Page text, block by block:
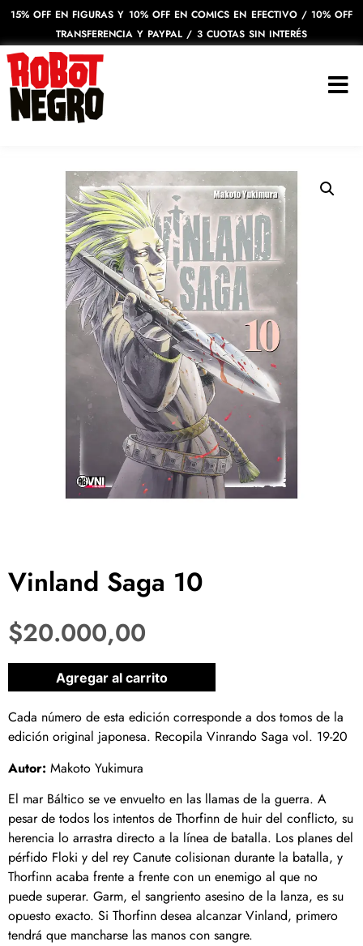
15% OFF EN FIGURAS Y 10% OFF EN COMICS EN EFECTIVO / 10% OFF
TRANSFERENCIA Y PAYPAL / 3 CUOTAS SIN INTERÉS
Vinland Saga 10
$20.000,00
1 disponibles
Agregar al carrito
Cada número de esta edición corresponde a dos tomos de la
edición original japonesa. Recopila Vinrando Saga vol. 19-20
Autor: Makoto Yukimura
El mar Báltico se ve envuelto en las llamas de la guerra. A
pesar de todos los intentos de Thorfinn de huir del conflicto, su
herencia lo arrastra directo a la línea de batalla. Los planes del
pérfido Floki y del rey Canute colisionan durante la batalla, y
Thorfinn acaba frente a frente con un enemigo al que no
puede superar. Garm, el sangriento asesino de la lanza, es su
opuesto exacto. Si Thorfinn desea alcanzar Vinland, primero
tendrá que mancharse las manos con sangre.